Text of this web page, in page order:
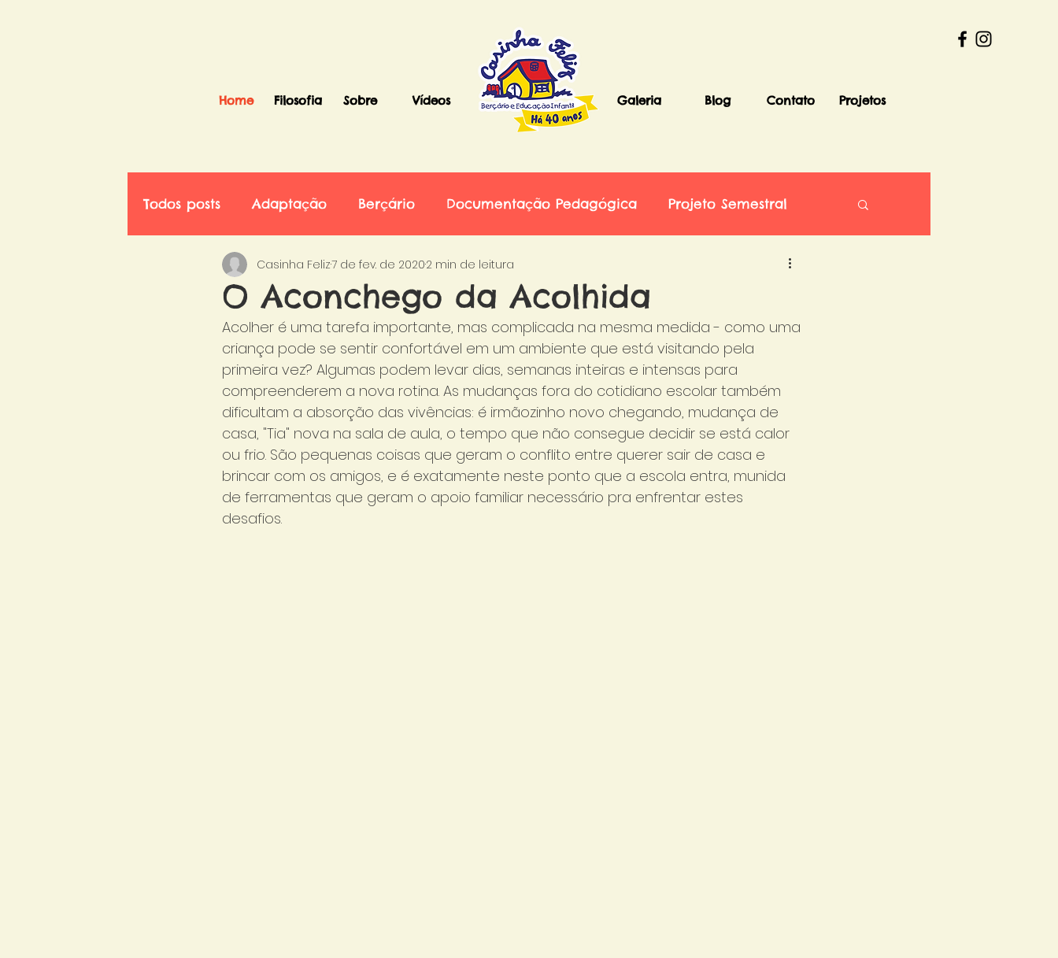
Home Filosofia Sobre Vídeos Galeria Blog Contato Projetos
Todos posts Adaptação Berçário Documentação Pedagógica Projeto Semestral
O Aconchego da Acolhida
Casinha Feliz7 de fev. de 20202 min de leitura
Acolher é uma tarefa importante, mas complicada na mesma medida - como uma
criança pode se sentir confortável em um ambiente que está visitando pela
primeira vez? Algumas podem levar dias, semanas inteiras e intensas para
compreenderem a nova rotina. As mudanças fora do cotidiano escolar também
dificultam a absorção das vivências: é irmãozinho novo chegando, mudança de
casa, "Tia" nova na sala de aula, o tempo que não consegue decidir se está calor
ou frio. São pequenas coisas que geram o conflito entre querer sair de casa e
brincar com os amigos, e é exatamente neste ponto que a escola entra, munida
de ferramentas que geram o apoio familiar necessário pra enfrentar estes
desafios.